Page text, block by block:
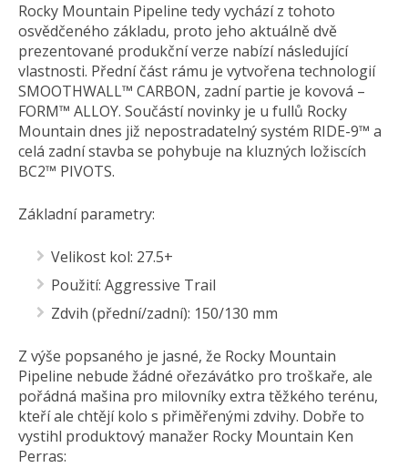
Rocky Mountain Pipeline tedy vychází z tohoto
osvědčeného základu, proto jeho aktuálně dvě
prezentované produkční verze nabízí následující
vlastnosti. Přední část rámu je vytvořena technologií
SMOOTHWALL™ CARBON, zadní partie je kovová –
FORM™ ALLOY. Součástí novinky je u fullů Rocky
Mountain dnes již nepostradatelný systém RIDE-9™ a
celá zadní stavba se pohybuje na kluzných ložiscích
BC2™ PIVOTS.
Základní parametry:
Velikost kol: 27.5+
Použití: Aggressive Trail
Zdvih (přední/zadní): 150/130 mm
Z výše popsaného je jasné, že Rocky Mountain
Pipeline nebude žádné ořezávátko pro troškaře, ale
pořádná mašina pro milovníky extra těžkého terénu,
kteří ale chtějí kolo s přiměřenými zdvihy. Dobře to
vystihl produktový manažer Rocky Mountain Ken
Perras: